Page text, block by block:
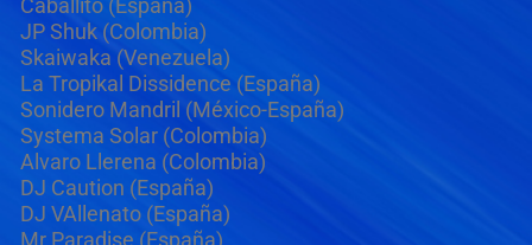
JP Shuk (Colombia)
Skaiwaka (Venezuela)
La Tropikal Dissidence (España)
Sonidero Mandril (México-España)
Systema Solar (Colombia)
Alvaro Llerena (Colombia)
DJ Caution (España)
DJ VAllenato (España)
Mr Paradise (España)